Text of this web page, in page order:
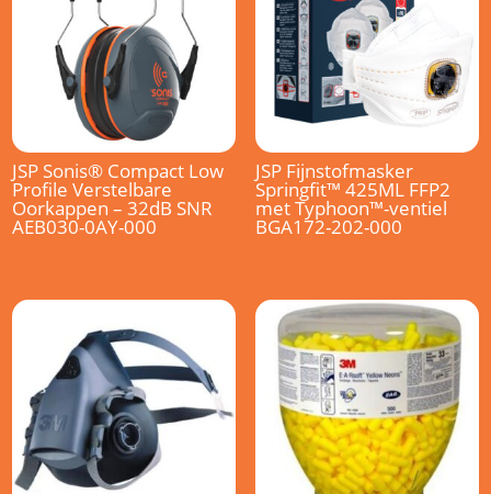
JSP Sonis® Compact Low
Profile Verstelbare
Oorkappen – 32dB SNR
AEB030-0AY-000
JSP Fijnstofmasker
Springfit™ 425ML FFP2
met Typhoon™-ventiel
BGA172-202-000